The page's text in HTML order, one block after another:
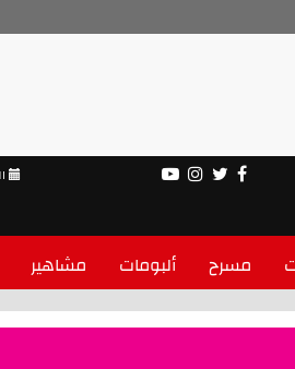
مسرح ألبومات مشاهير